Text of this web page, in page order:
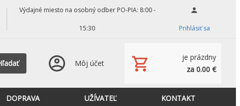
Výdajné miesto na osobný odber PO-PIA: 8:00 -
15:30 Prihlásiť sa
Môj účet
je prázdny
za 0.00 €
DOPRAVA UŽÍVATEĽ KONTAKT